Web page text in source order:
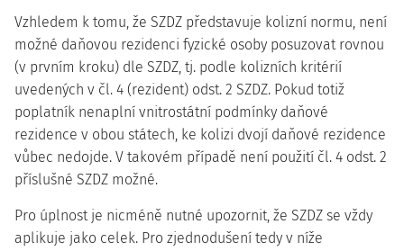
Vzhledem k tomu, že SZDZ představuje kolizní normu, není
možné daňovou rezidenci fyzické osoby posuzovat rovnou
(v prvním kroku) dle SZDZ, tj. podle kolizních kritérií
uvedených v čl. 4 (rezident) odst. 2 SZDZ. Pokud totiž
poplatník nenaplní vnitrostátní podmínky daňové
rezidence v obou státech, ke kolizi dvojí daňové rezidence
vůbec nedojde. V takovém případě není použití čl. 4 odst. 2
příslušné SZDZ možné.
Pro úplnost je nicméně nutné upozornit, že SZDZ se vždy
aplikuje jako celek. Pro zjednodušení tedy v níže